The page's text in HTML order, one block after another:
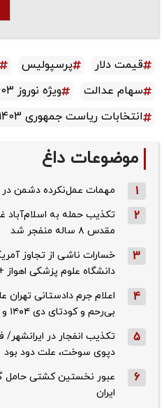
قیمت دلار پرسپولیس
سهام عدالت
ویژه نوروز 1403
انتخابات ریاست جمهوری 1403
موضوعات داغ
1 مهمات عمل‌نکرده دشمن
2
تکذیب حمله به اسلام‌آباد
مقدس ۸ ساله منفجر شد
3
خسارات ناشی از تجاوز
دانشگاه علوم پزشکی
4
اعلام جرم دادستانی تهران
بی‌رحم و کودتای دی‌ ۱۴۰۴ و جنگ رمضان
5
تکذیب ‌انفجار در
دپوی سوخت، علت دود بود
6
عبور نخستین کشتی حامل
ایران